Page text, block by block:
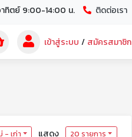
าทิตย์ 9:00-14:00 น. ติดต่อเรา
เข้าสู่ระบบ / สมัครสมาชิก
- เก่า แสดง 20 รายการ